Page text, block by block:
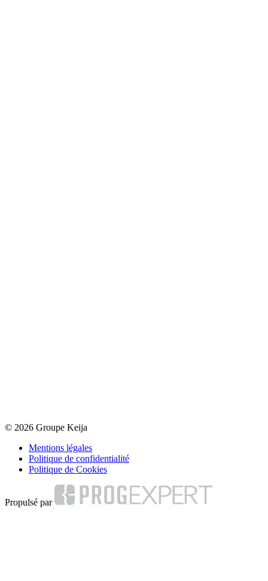
© 2026 Groupe Keija
Mentions légales
Politique de confidentialité
Politique de Cookies
Propulsé par